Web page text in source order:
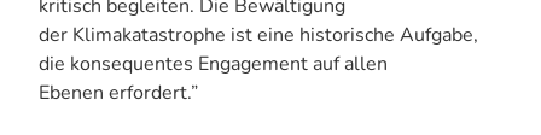
kritisch begleiten. Die Bewältigung
der Klimakatastrophe ist eine historische Aufgabe,
die konsequentes Engagement auf allen
Ebenen erfordert.”